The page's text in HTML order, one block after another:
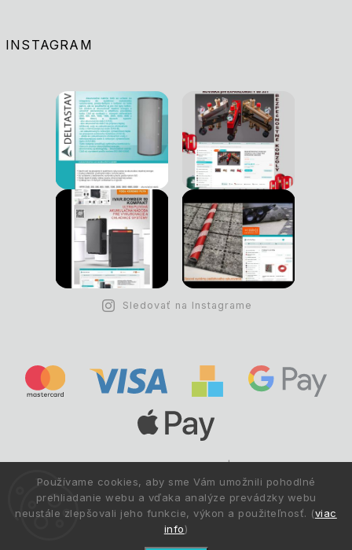
Používame cookies, aby sme Vám umožnili pohodlné
prehliadanie webu a vďaka analýze prevádzky webu
neustále zlepšovali jeho funkcie, výkon a použiteľnosť. (viac
info)
INSTAGRAM
Sledovať na Instagrame
Copyright © 1993 -2026 Deltastav.sk|
.
Všetky práva vyhradené.